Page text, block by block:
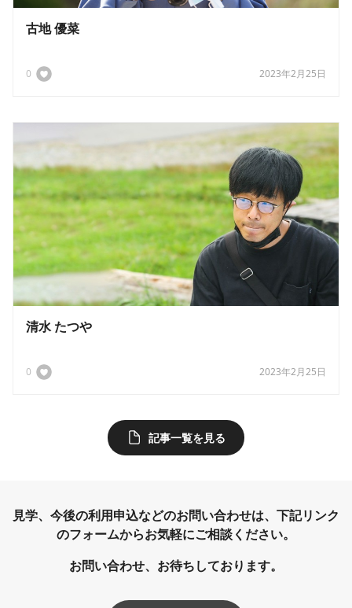
古地 優菜
0 2023年2月25日
清水 たつや
0 2023年2月25日
記事一覧を見る
見学、今後の利用申込などのお問い合わせは、下記リンク
のフォームからお気軽にご相談ください。
お問い合わせ、お待ちしております。